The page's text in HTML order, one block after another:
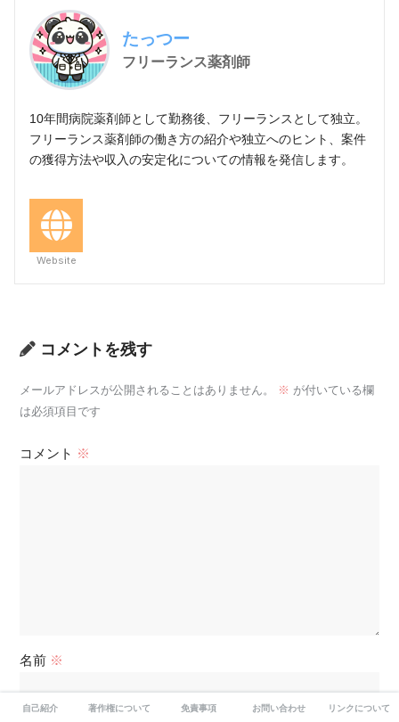
たっつー
フリーランス薬剤師
10年間病院薬剤師として勤務後、フリーランスとして独立。
フリーランス薬剤師の働き方の紹介や独立へのヒント、案件
の獲得方法や収入の安定化についての情報を発信します。
Website
コメントを残す
メールアドレスが公開されることはありません。 ※ が付いている欄
は必須項目です
コメント ※
名前 ※
自己紹介 著作権について 免責事項 お問い合わせ リンクについて